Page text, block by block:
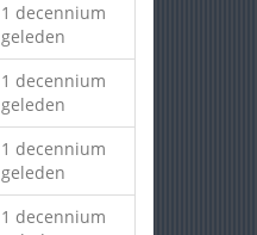
1 decennium
geleden
1 decennium
geleden
1 decennium
geleden
1 decennium